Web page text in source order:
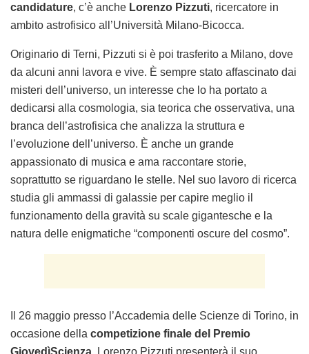
candidature, c’è anche Lorenzo Pizzuti, ricercatore in
ambito astrofisico all’Università Milano-Bicocca.
Originario di Terni, Pizzuti si è poi trasferito a Milano, dove
da alcuni anni lavora e vive. È sempre stato affascinato dai
misteri dell’universo, un interesse che lo ha portato a
dedicarsi alla cosmologia, sia teorica che osservativa, una
branca dell’astrofisica che analizza la struttura e
l’evoluzione dell’universo. È anche un grande
appassionato di musica e ama raccontare storie,
soprattutto se riguardano le stelle. Nel suo lavoro di ricerca
studia gli ammassi di galassie per capire meglio il
funzionamento della gravità su scale gigantesche e la
natura delle enigmatiche “componenti oscure del cosmo”.
Il 26 maggio presso l’Accademia delle Scienze di Torino, in
occasione della competizione finale del Premio
GiovedìScienza, Lorenzo Pizzuti presenterà il suo